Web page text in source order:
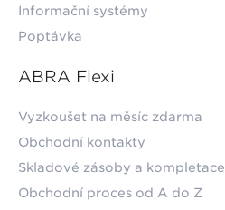
Informační systémy
Poptávka
ABRA Flexi
Vyzkoušet na měsíc zdarma
Obchodní kontakty
Skladové zásoby a kompletace
Obchodní proces od A do Z